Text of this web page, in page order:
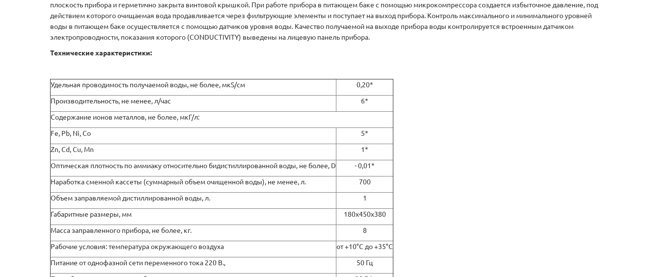
плоскость прибора и герметично закрыта винтовой крышкой. При работе прибора в питающем баке с помощью микрокомпрессора создается избыточное давление, под
действием которого очищаемая вода продавливается через фильтрующие элементы и поступает на выход прибора. Контроль максимального и минимального уровней
воды в питающем баке осуществляется с помощью датчиков уровня воды. Качество получаемой на выходе прибора воды контролируется встроенным датчиком
электропроводности, показания которого (CONDUCTIVITY) выведены на лицевую панель прибора.
Технические характеристики:
Удельная проводимость получаемой воды, не более, мкS/см 0,20*
Производительность, не менее, л/час 6*
Содержание ионов металлов, не более, мкГ/л:
Fe, Pb, Ni, Co 5*
Zn, Cd, Cu, Mn 1*
Оптическая плотность по аммиаку относительно бидистиллированной воды, не более, D - 0,01*
Наработка сменной кассеты (суммарный объем очищенной воды), не менее, л. 700
Объем заправляемой дистиллированной воды, л. 1
Габаритные размеры, мм 180х450х380
Масса заправленного прибора, не более, кг. 8
Рабочие условия: температура окружающего воздуха от +10°С до +35°С
Питание от однофазной сети переменного тока 220 В., 50 Гц